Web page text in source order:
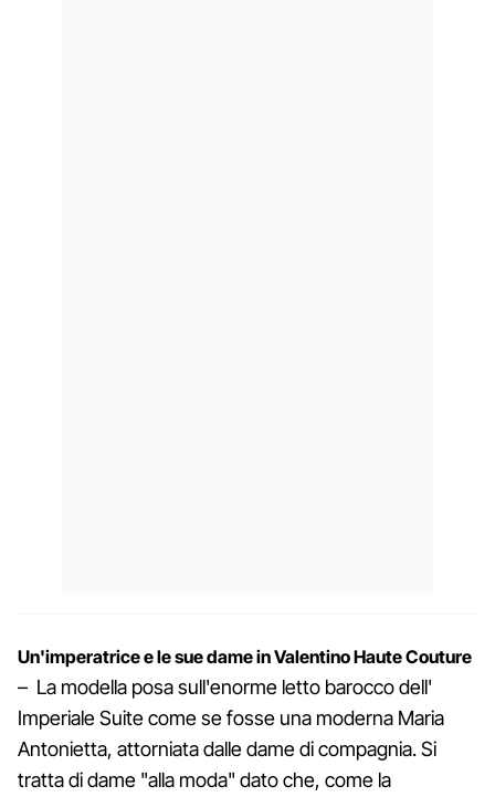
Un'imperatrice e le sue dame in Valentino Haute Couture
– La modella posa sull'enorme letto barocco dell'
Imperiale Suite come se fosse una moderna Maria
Antonietta, attorniata dalle dame di compagnia. Si
tratta di dame "alla moda" dato che, come la